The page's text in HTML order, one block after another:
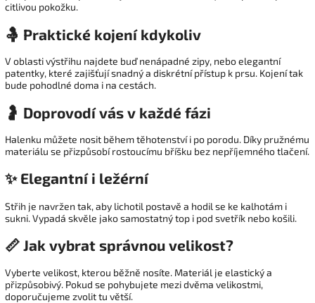
citlivou pokožku.
🤱 Praktické kojení kdykoliv
V oblasti výstřihu najdete buď nenápadné zipy, nebo elegantní
patentky, které zajišťují snadný a diskrétní přístup k prsu. Kojení tak
bude pohodlné doma i na cestách.
🤰 Doprovodí vás v každé fázi
Halenku můžete nosit během těhotenství i po porodu. Díky pružnému
materiálu se přizpůsobí rostoucímu bříšku bez nepříjemného tlačení.
✨ Elegantní i ležérní
Střih je navržen tak, aby lichotil postavě a hodil se ke kalhotám i
sukni. Vypadá skvěle jako samostatný top i pod svetřík nebo košili.
📏 Jak vybrat správnou velikost?
Vyberte velikost, kterou běžně nosíte. Materiál je elastický a
přizpůsobivý. Pokud se pohybujete mezi dvěma velikostmi,
doporučujeme zvolit tu větší.